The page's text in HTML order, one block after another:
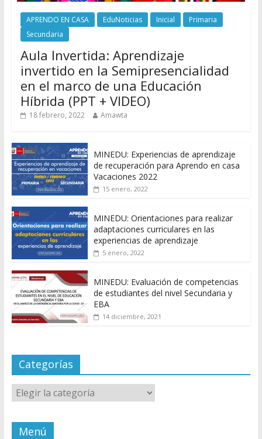
APRENDO EN CASA EduNoticias Inicial
Primaria
Secundaria
Aula Invertida: Aprendizaje
invertido en la Semipresencialidad
en el marco de una Educación
Híbrida (PPT + VIDEO)
18 febrero, 2022 Amawta
MINEDU: Experiencias de aprendizaje
de recuperación para Aprendo en casa
Vacaciones 2022
15 enero, 2022
MINEDU: Orientaciones para realizar
adaptaciones curriculares en las
experiencias de aprendizaje
5 enero, 2022
MINEDU: Evaluación de competencias
de estudiantes del nivel Secundaria y
EBA
14 diciembre, 2021
Categorías
Categorías
Menú